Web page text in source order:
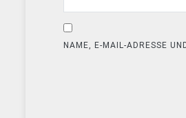
NAME, E-MAIL-ADRESSE